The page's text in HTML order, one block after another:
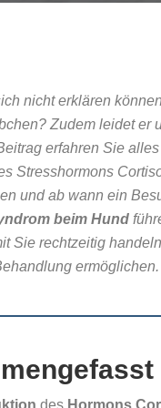
nicht erklären
Zudem leidet er
erfahren Sie
Stresshormons
und ab wann ein
beim Hund
Sie rechtzeitig
ermöglichen.
des Hormons